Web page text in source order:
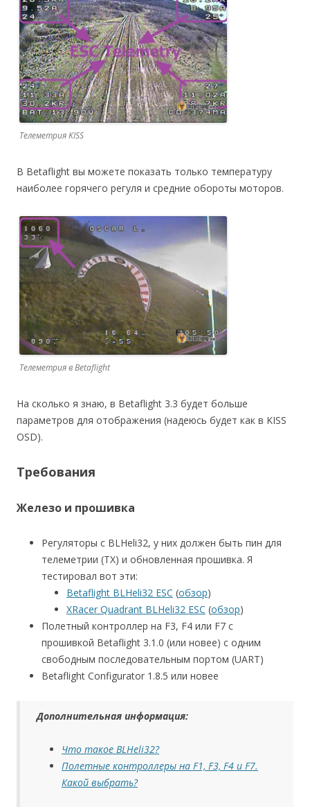
Телеметрия KISS
В Betaflight вы можете показать только температуру
наиболее горячего регуля и средние обороты моторов.
Телеметрия в Betaflight
На сколько я знаю, в Betaflight 3.3 будет больше
параметров для отображения (надеюсь будет как в KISS
OSD).
Требования
Железо и прошивка
Регуляторы с BLHeli32, у них должен быть пин для
телеметрии (TX) и обновленная прошивка. Я
тестировал вот эти:
Betaflight BLHeli32 ESC (обзор)
XRacer Quadrant BLHeli32 ESC (обзор)
Полетный контроллер на F3, F4 или F7 с
прошивкой Betaflight 3.1.0 (или новее) с одним
свободным последовательным портом (UART)
Betaflight Configurator 1.8.5 или новее
Дополнительная информация:
Что такое BLHeli32?
Полетные контроллеры на F1, F3, F4 и F7.
Какой выбрать?